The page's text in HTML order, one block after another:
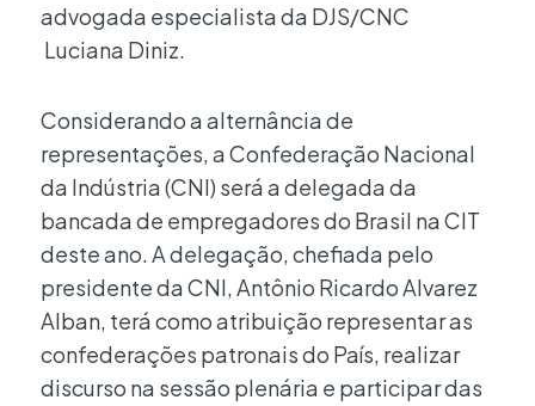
advogada especialista da DJS/CNC
Luciana Diniz.
Considerando a alternância de
representações, a Confederação Nacional
da Indústria (CNI) será a delegada da
bancada de empregadores do Brasil na CIT
deste ano. A delegação, chefiada pelo
presidente da CNI, Antônio Ricardo Alvarez
Alban, terá como atribuição representar as
confederações patronais do País, realizar
discurso na sessão plenária e participar das